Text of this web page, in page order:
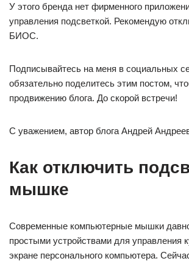
У этого бренда нет фирменного
управления подсветкой. Рекомендую
БИОС.
Подписывайтесь на меня в социальных
обязательно поделитесь этим постом,
продвижению блога. До скорой встречи!
С уважением, автор блога Андрей
Как отключить
мышке
Современные компьютерные мышки
простыми устройствами для управления
экране персонального компьютера.